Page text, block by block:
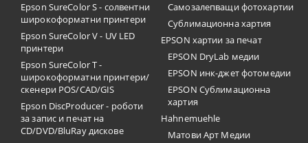
Epson SureColor S - солвентни
широкоформатни принтери
Epson SureColor V - UV LED
принтери
Epson SureColor T -
широкоформатни принтери/
скенери POS/CAD/GIS
Epson DiscProducer - роботи
за запис и печат на
CD/DVD/BluRay дискове
Самозалепващи фотохартии
Сублимационна хартия
EPSON хартии за печат
EPSON DryLab медии
EPSON инк-джет фотомедии
EPSON Сублимационна
хартия
Hahnemuehle
Матови Арт Медии